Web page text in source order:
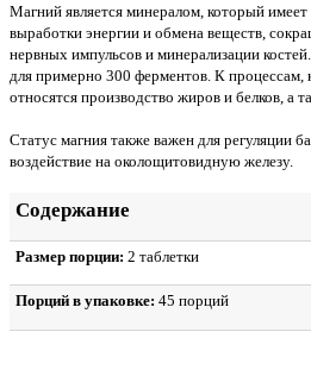
Магний является минералом, который
выработки энергии и обмена веществ,
нервных импульсов и минерализации
для примерно 300 ферментов. К процессам,
относятся производство жиров и белков, а
Статус магния также важен для регуляции
воздействие на околощитовидную железу.
Содержание
Размер порции: 2 таблетки
Порций в упаковке: 45 порций